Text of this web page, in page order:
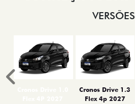
VERSÕES
Cronos Drive 1.3
Flex 4p 2027
Anterior